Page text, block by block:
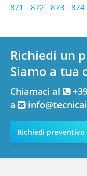
871 - 872 - 873 - 874
Richiedi un
Siamo a tua
Chiamaci al
a
Richiedi preventivo